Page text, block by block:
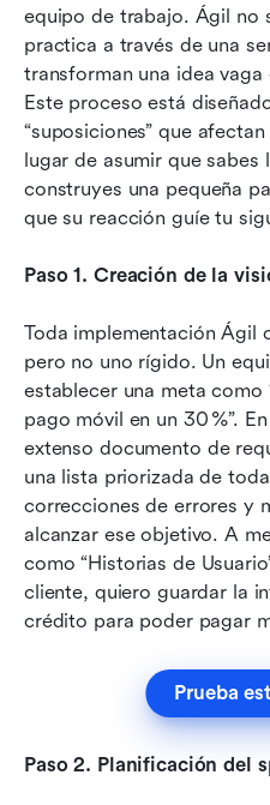
equipo de trabajo. Ágil no
practica a través de una
transforman una idea
Este proceso está
“suposiciones” que
lugar de asumir que sabes
construyes una pequeña
que su reacción guíe tu
Paso 1. Creación de la
Toda implementación Ágil
pero no uno rígido. Un
establecer una meta como
pago móvil en un 30 %”.
extenso documento de
una lista priorizada de
correcciones de errores y
alcanzar ese objetivo. A
como “Historias de
cliente, quiero guardar la
crédito para poder pagar
Prueba
Paso 2. Planificación del